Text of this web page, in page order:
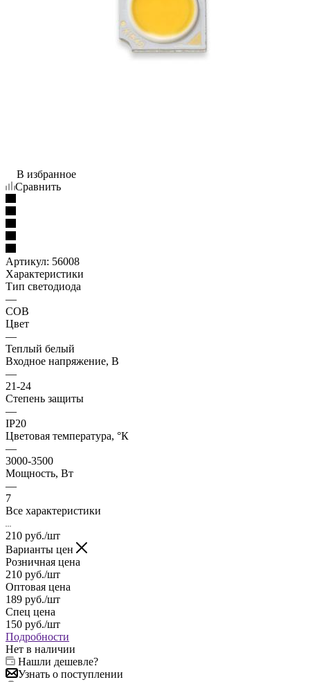
В избранное
Сравнить
Артикул: 56008
Характеристики
Тип светодиода
—
COB
Цвет
—
Теплый белый
Входное напряжение, В
—
21-24
Степень защиты
—
IP20
Цветовая температура, °К
—
3000-3500
Мощность, Вт
—
7
Все характеристики
210 руб./шт
Варианты цен
Розничная цена
210 руб./шт
Оптовая цена
189 руб./шт
Спец цена
150 руб./шт
Подробности
Нет в наличии
Нашли дешевле?
Узнать о поступлении